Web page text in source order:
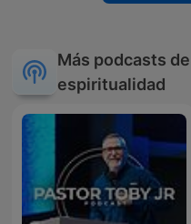
Más podcasts
espiritualidad